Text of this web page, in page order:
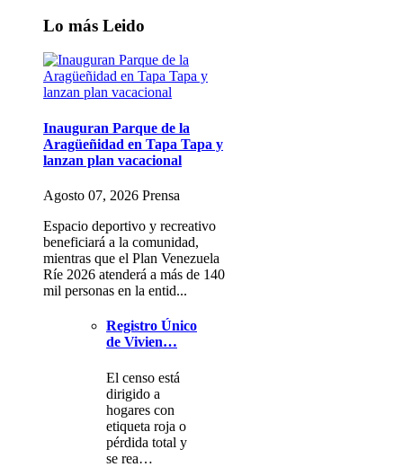
Lo más Leido
Inauguran Parque de la
Aragüeñidad en Tapa Tapa y
lanzan plan vacacional
Agosto 07, 2026 Prensa
Espacio deportivo y recreativo
beneficiará a la comunidad,
mientras que el Plan Venezuela
Ríe 2026 atenderá a más de 140
mil personas en la entid...
Registro Único
de Vivien…
El censo está
dirigido a
hogares con
etiqueta roja o
pérdida total y
se rea…